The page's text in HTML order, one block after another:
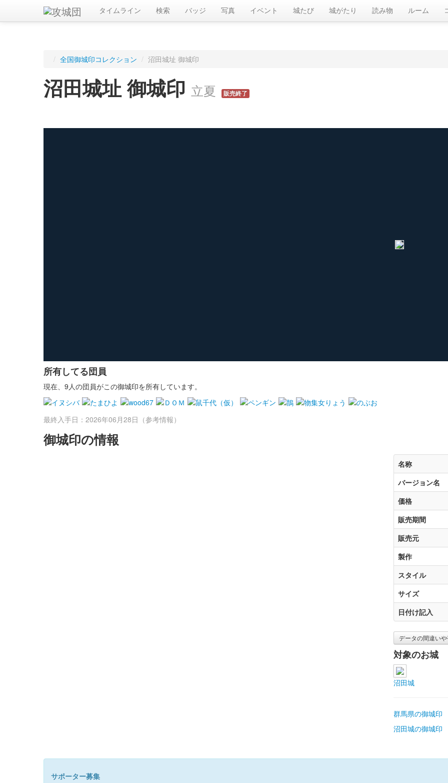
タイムライン 検索 バッジ 写真 イベント 城たび 城がたり 読み物 ルーム
/ 全国御城印コレクション / 沼田城址 御城印
沼田城址 御城印 立夏 販売終了
所有してる団員
現在、9人の団員がこの御城印を所有しています。
最終入手日：2026年06月28日（参考情報）
御城印の情報
名称
バージョン名
価格
販売期間
販売元
製作
スタイル
サイズ
日付け記入
データの間違い
対象のお城
沼田城
群馬県の御城印
沼田城の御城印
サポーター募集